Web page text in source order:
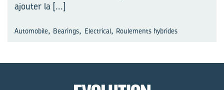
ajouter la [...]
Automobile, Bearings, Electrical, Roulements hybrides